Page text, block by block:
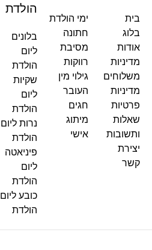
בית
בלוג
אודות
מדיניות
משלוחים
מדיניות
פרטיות
שאלות
ותשובות
יצירת
קשר
ימי הולדת
חתונה
מסיבת
רווקות
גילוי מין
העובר
חגים
מיתוג
אישי
הולדת
בלונים
ליום
הולדת
שקיות
ליום
הולדת
נרות ליום
הולדת
פיניאטה
ליום
הולדת
כובע ליום
הולדת